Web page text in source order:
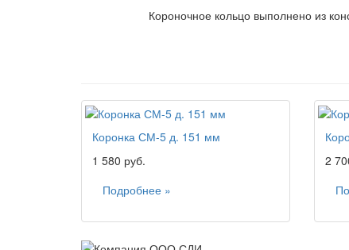
Короночное кольцо выполнено из
Коронка СМ-5 д. 151 мм
1 580 руб.
Подробнее »
2